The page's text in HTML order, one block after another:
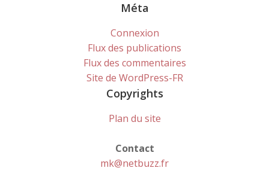
Méta
Connexion
Flux des publications
Flux des commentaires
Site de WordPress-FR
Copyrights
Plan du site
Contact
mk@netbuzz.fr